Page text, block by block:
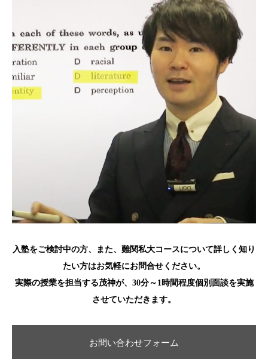
入塾をご検討中の方、また、難関私大コースについて詳しく知り
たい方はお気軽にお問合せください。
実際の授業を担当する茂神が、30分～1時間程度個別面談を実施
させていただきます。
お問い合わせフォーム